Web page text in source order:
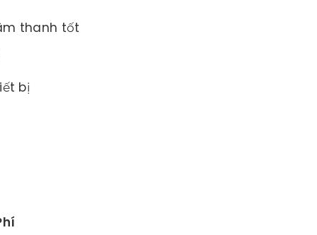
thanh tốt
bị